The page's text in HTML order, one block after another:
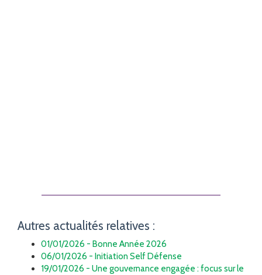
Autres actualités relatives :
01/01/2026 - Bonne Année 2026
06/01/2026 - Initiation Self Défense
19/01/2026 - Une gouvernance engagée : focus sur le